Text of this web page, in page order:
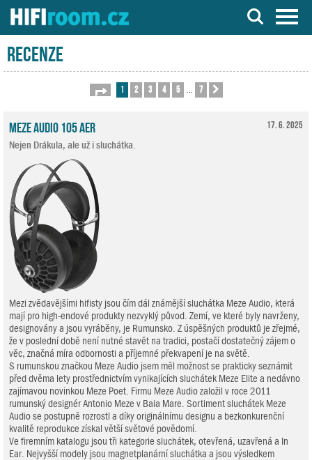
Server o Hi-Fi a AV technice
Recenze
Stránka 1z
1 2 3 4 5 7
17. 6. 2025
Meze Audio 105 AER
Nejen Drákula, ale už i sluchátka.
Mezi zvědavějšími hifisty jsou čím dál známější sluchátka Meze Audio, která
mají pro high-endové produkty nezvyklý původ. Zemí, ve které byly navrženy,
designovány a jsou vyráběny, je Rumunsko. Z úspěšných produktů je zřejmé,
že v poslední době není nutné stavět na tradici, postačí dostatečný zájem o
věc, značná míra odbornosti a příjemné překvapení je na světě.
S rumunskou značkou Meze Audio jsem měl možnost se prakticky seznámit
před dvěma lety prostřednictvím vynikajících sluchátek Meze Elite a nedávno
zajímavou novinkou Meze Poet. Firmu Meze Audio založil v roce 2011
rumunský designér Antonio Meze v Baia Mare. Sortiment sluchátek Meze
Audio se postupně rozrostl a díky originálnímu designu a bezkonkurenční
kvalitě reprodukce získal větší světové povědomí.
Ve firemním katalogu jsou tři kategorie sluchátek, otevřená, uzavřená a In
Ear. Nejvyšší modely jsou magnetplanární sluchátka a jsou výsledkem